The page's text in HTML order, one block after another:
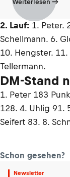
Weiterlesen
2. Lauf: 1. Peter.
Schellmann. 6.
10. Hengster.
Tellermann.
DM-Stand
1. Peter 183
128. 4. Uhlig 91.
Seifert 83. 8.
Schon gesehen?
Newsletter